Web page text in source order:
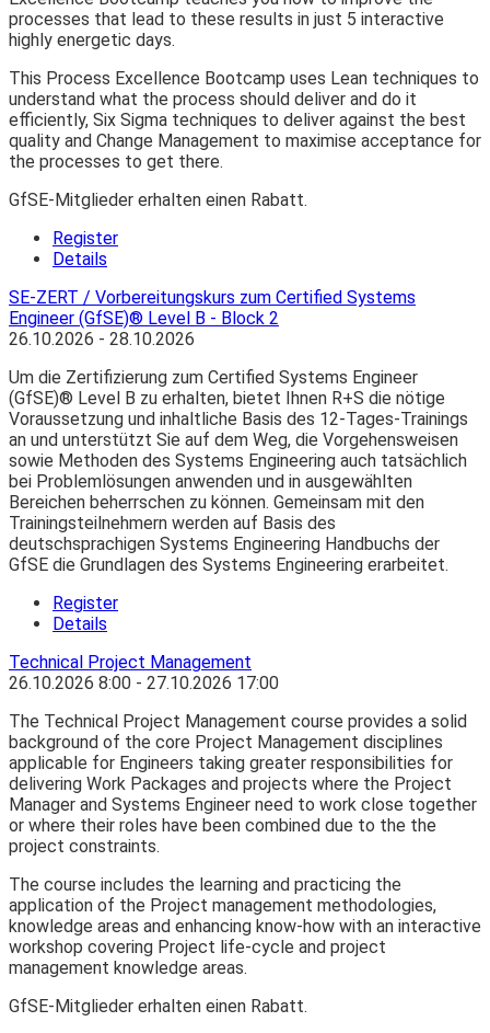
processes that lead to these results in just 5 interactive
highly energetic days.
This Process Excellence Bootcamp uses Lean techniques to
understand what the process should deliver and do it
efficiently, Six Sigma techniques to deliver against the best
quality and Change Management to maximise acceptance for
the processes to get there.
GfSE-Mitglieder erhalten einen Rabatt.
Register
Details
SE-ZERT / Vorbereitungskurs zum Certified Systems
Engineer (GfSE)® Level B - Block 2
26.10.2026 - 28.10.2026
Um die Zertifizierung zum Certified Systems Engineer
(GfSE)® Level B zu erhalten, bietet Ihnen R+S die nötige
Voraussetzung und inhaltliche Basis des 12-Tages-Trainings
an und unterstützt Sie auf dem Weg, die Vorgehensweisen
sowie Methoden des Systems Engineering auch tatsächlich
bei Problemlösungen anwenden und in ausgewählten
Bereichen beherrschen zu können. Gemeinsam mit den
Trainingsteilnehmern werden auf Basis des
deutschsprachigen Systems Engineering Handbuchs der
GfSE die Grundlagen des Systems Engineering erarbeitet.
Register
Details
Technical Project Management
26.10.2026 8:00 - 27.10.2026 17:00
The Technical Project Management course provides a solid
background of the core Project Management disciplines
applicable for Engineers taking greater responsibilities for
delivering Work Packages and projects where the Project
Manager and Systems Engineer need to work close together
or where their roles have been combined due to the the
project constraints.
The course includes the learning and practicing the
application of the Project management methodologies,
knowledge areas and enhancing know-how with an interactive
workshop covering Project life-cycle and project
management knowledge areas.
GfSE-Mitglieder erhalten einen Rabatt.